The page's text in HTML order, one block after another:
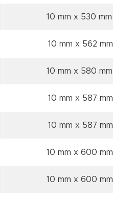
10 mm x 530 mm
10 mm x 562 mm
10 mm x 580 mm
10 mm x 587 mm
10 mm x 587 mm
10 mm x 600 mm
10 mm x 600 mm